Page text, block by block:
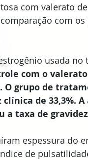
com valerato
com
usada no
com o
O grupo de
de 33,3%.
taxa de gravidez
espessura do
de